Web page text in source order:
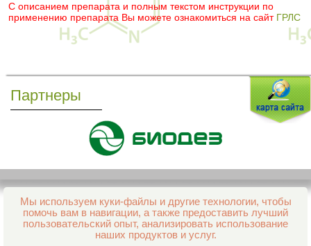
С описанием препарата и полным текстом инструкции по
применению препарата Вы можете ознакомиться на сайт ГРЛС
Партнеры
Мы используем куки-файлы и другие технологии, чтобы
помочь вам в навигации, а также предоставить лучший
пользовательский опыт, анализировать использование
наших продуктов и услуг.
Все права защищены и охраняются законом
© 2013–2026 Интернет-аптека Фармация
support@aptekapenza.ru
Телефон: Служба обработки заказов 99-98-28